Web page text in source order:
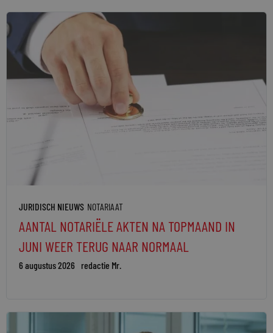
JURIDISCH NIEUWS NOTARIAAT
AANTAL NOTARIËLE AKTEN NA TOPMAAND IN
JUNI WEER TERUG NAAR NORMAAL
6 augustus 2026 redactie Mr.